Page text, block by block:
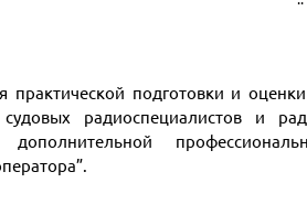
подготовки и
радиоспециалистов и